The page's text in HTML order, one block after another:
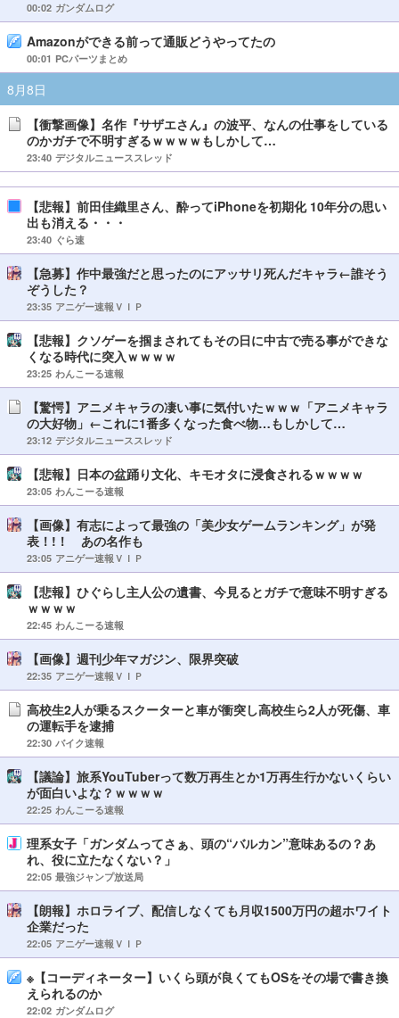
00:02 ガンダムログ
Amazonができる前って通販どうやってたの
00:01 PCパーツまとめ
8月8日
【衝撃画像】名作『サザエさん』の波平、なんの仕事をしている
のかガチで不明すぎるｗｗｗｗもしかして…
23:40 デジタルニューススレッド
【悲報】前田佳織里さん、酔ってiPhoneを初期化 10年分の思い
出も消える・・・
23:40 ぐら速
【急募】作中最強だと思ったのにアッサリ死んだキャラ←誰そう
ぞうした？
23:35 アニゲー速報ＶＩＰ
【悲報】クソゲーを掴まされてもその日に中古で売る事ができな
くなる時代に突入ｗｗｗｗ
23:25 わんこーる速報
【驚愕】アニメキャラの凄い事に気付いたｗｗｗ「アニメキャラ
の大好物」←これに1番多くなった食べ物…もしかして…
23:12 デジタルニューススレッド
【悲報】日本の盆踊り文化、キモオタに浸食されるｗｗｗｗ
23:05 わんこーる速報
【画像】有志によって最強の「美少女ゲームランキング」が発
表！!！ あの名作も
23:05 アニゲー速報ＶＩＰ
【悲報】ひぐらし主人公の遺書、今見るとガチで意味不明すぎる
ｗｗｗｗ
22:45 わんこーる速報
【画像】週刊少年マガジン、限界突破
22:35 アニゲー速報ＶＩＰ
高校生2人が乗るスクーターと車が衝突し高校生ら2人が死傷、車
の運転手を逮捕
22:30 バイク速報
【議論】旅系YouTuberって数万再生とか1万再生行かないくらい
が面白いよな？ｗｗｗｗ
22:25 わんこーる速報
理系女子「ガンダムってさぁ、頭の“バルカン”意味あるの？あ
れ、役に立たなくない？」
22:05 最強ジャンプ放送局
【朗報】ホロライブ、配信しなくても月収1500万円の超ホワイト
企業だった
22:05 アニゲー速報ＶＩＰ
※【コーディネーター】いくら頭が良くてもOSをその場で書き換
えられるのか
22:02 ガンダムログ